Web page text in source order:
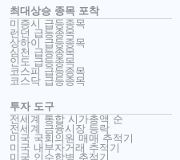
최대상승 종목 포착
미증시 급등종목
런던 급등종목
상하이 급등종목
심천 급등종목
인도 급등종목
코스피 급등종목
코스닥 급등종목
투자 도구
전세계 통합 시가총액 순
전세계 금융시장 등락
미국 국회의원 매매 추적기
미국 내부자거래 추적기
미국 인수합병 추적기